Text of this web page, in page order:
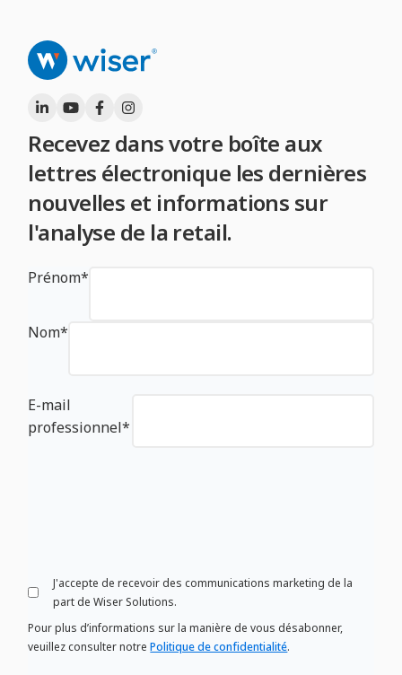
Recevez dans votre boîte aux
lettres électronique les dernières
nouvelles et informations sur
l'analyse de la retail.
Prénom*
Nom*
E-mail
professionnel*
J'accepte de recevoir des communications marketing de la
part de Wiser Solutions.
Pour plus d’informations sur la manière de vous désabonner,
veuillez consulter notrePolitique de confidentialité.